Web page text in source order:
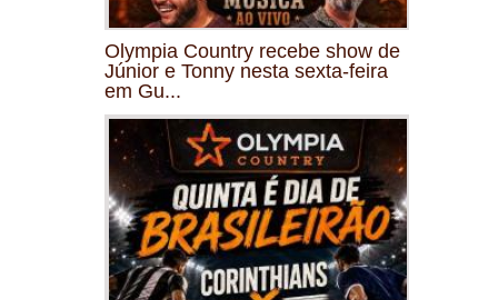
Olympia Country recebe show de
Júnior e Tonny nesta sexta-feira
em Gu...